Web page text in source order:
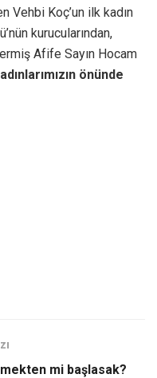
Vehbi Koç’un ilk kadın
kurucularından,
Afife Sayın Hocam
önünde
mi başlasak?